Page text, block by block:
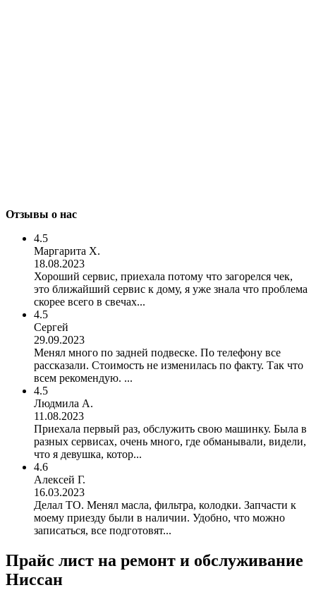
Отзывы о нас
4.5
Маргарита Х.
18.08.2023
Хороший сервис, приехала потому что загорелся чек,
это ближайший сервис к дому, я уже знала что проблема
скорее всего в свечах...
4.5
Сергей
29.09.2023
Менял много по задней подвеске. По телефону все
рассказали. Стоимость не изменилась по факту. Так что
всем рекомендую. ...
4.5
Людмила А.
11.08.2023
Приехала первый раз, обслужить свою машинку. Была в
разных сервисах, очень много, где обманывали, видели,
что я девушка, котор...
4.6
Алексей Г.
16.03.2023
Делал ТО. Менял масла, фильтра, колодки. Запчасти к
моему приезду были в наличии. Удобно, что можно
записаться, все подготовят...
Прайс лист на ремонт и обслуживание
Ниссан